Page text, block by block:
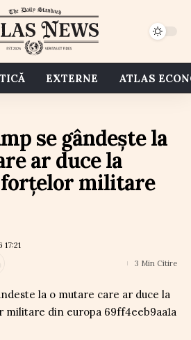
EXTERNE ATLAS
se gândește la
ar duce la
forțelor militare
3 Min Citire